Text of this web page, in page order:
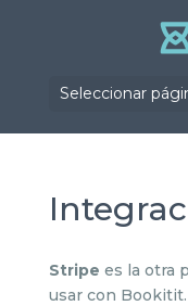
Seleccionar
Stripe es la otra
usar con